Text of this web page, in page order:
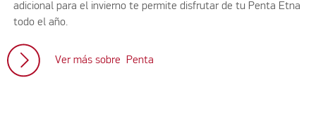
adicional para el invierno te permite disfrutar de tu Penta Etna
todo el año.
Ver más sobre Penta